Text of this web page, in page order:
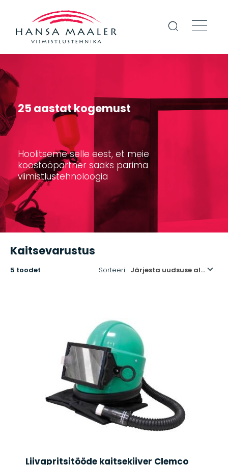
25 aastat kogemust
Hoolitseme selle eest, et meie
koostööpartner saaks parima
viimistlustehnoloogia
Kaitsevarustus
5 toodet Sorteeri: Järjesta uudsuse alusel
Liivapritsitööde kaitsekiiver Clemco